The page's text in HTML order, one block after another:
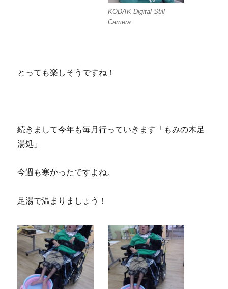
KODAK Digital Still
Camera
とっても楽しそうですね！
続きまして今年も毎月行っていきます「もみの木足
湯処」
今週も寒かったですよね。
足湯で温まりましょう！